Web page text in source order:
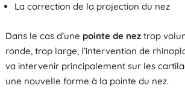
La correction de la projection du nez
Dans le cas d’une pointe de neztrop
ronde, trop large, l’intervention de
va intervenir principalement sur les
une nouvelle forme à la pointe du nez.